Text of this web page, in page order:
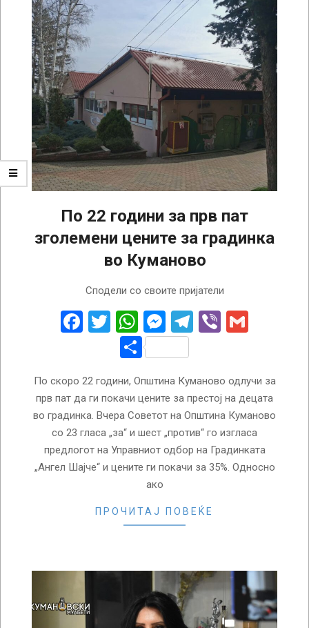
По 22 години за прв пат
зголемени цените за градинка
во Куманово
Сподели со своите пријатели
Facebook
Twitter
WhatsApp
Messenger
Telegram
Viber
Share
По скоро 22 години, Општина Куманово одлучи за
прв пат да ги покачи цените за престој на децата
во градинка. Вчера Советот на Општина Куманово
со 23 гласа „за“ и шест „против“ го изгласа
предлогот на Управниот одбор на Градинката
„Ангел Шајче“ и цените ги покачи за 35%. Односно
ако
ПРОЧИТАЈ ПОВЕЌЕ